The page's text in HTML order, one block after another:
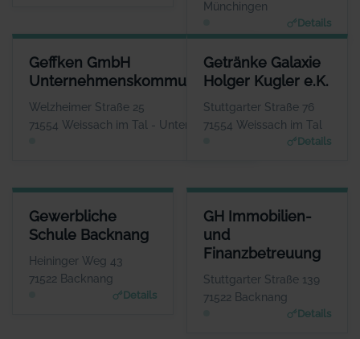
Münchingen
Details
Geffken GmbH
Unternehmenskommunikation
Welzheimer Straße 25
71554 Weissach im Tal - Unterweissach
GEFFKEN GMBH UNTERNEHMENSKOMMUNIKATION
ANSPRECHPARTNER
Herr Thomas Geffken
WEBSITE
www.geffken.net
Getränke Galaxie
Holger Kugler e.K.
Stuttgarter Straße 76
71554 Weissach im Tal
Details
GETRÄNKE GALAXIE HOLGER
Herr
www.getraenke-
Gewerbliche
Schule Backnang
Heininger Weg 43
71522 Backnang
Details
GEWERBLICHE SCHULE BACKNANG
ANSPRECHPARTNER
Frau Isolde Fleuchaus
WEBSITE
GH Immobilien-
und
Finanzbetreuung
Stuttgarter Straße 139
71522 Backnang
Details
GH IMMOBILIEN- UND